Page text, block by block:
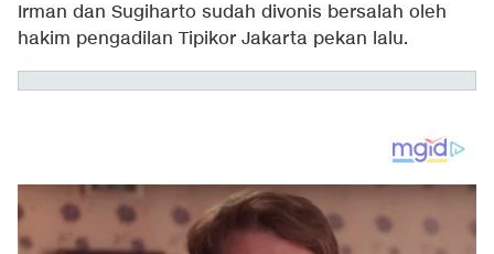
Irman dan Sugiharto sudah divonis bersalah oleh
hakim pengadilan Tipikor Jakarta pekan lalu.